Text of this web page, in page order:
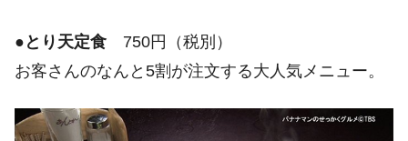
● とり天定食 750円（税別）
お客さんのなんと5割が注文する大人気メニュー。